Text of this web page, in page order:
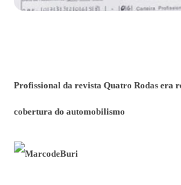
Profissional da revista Quatro Rodas era
cobertura do automobilismo